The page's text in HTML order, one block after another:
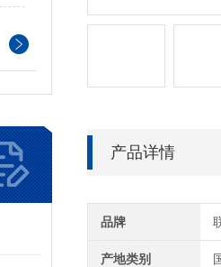
产品详情
品牌
产地类别